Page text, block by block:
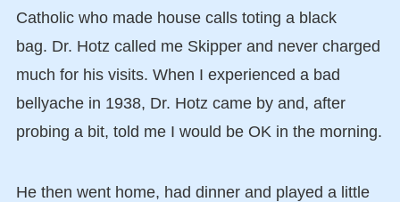
Catholic who made house calls toting a black
bag. Dr. Hotz called me Skipper and never charged
much for his visits. When I experienced a bad
bellyache in 1938, Dr. Hotz came by and, after
probing a bit, told me I would be OK in the morning.
He then went home, had dinner and played a little